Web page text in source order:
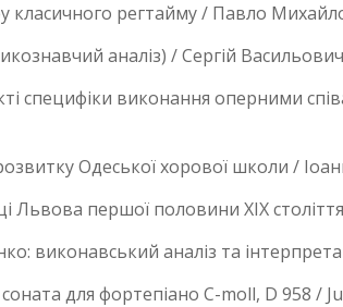
класичного регтайму / Павло
аналіз) / Сергій
специфіки виконання оперними
Одеської хорової школи /
Львова першої половини ХІХ
виконавський аналіз та
для фортепіано C-moll, D 958 /